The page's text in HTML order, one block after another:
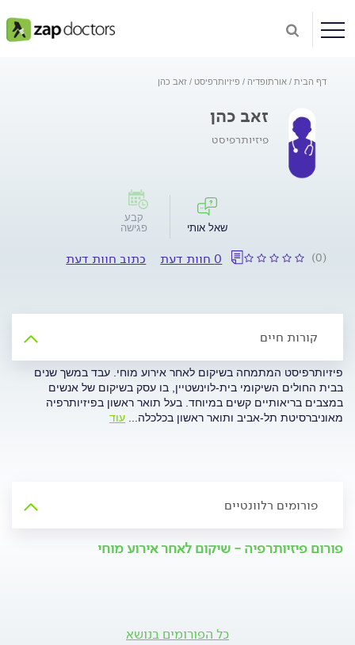
דף הבית אורתופדיה פיזיותרפיסט זאב כהן
זאב כהן
פיזיותרפיסט
שאל אותי
קבע
פגישה
(0) 0 חוות דעת כתוב חוות דעת
קורות חיים
פיזיותרפיסט המתמחה בשיקום לאחר אירוע מוחי. עבד במשך שנים
בבית החולים השיקומי בית-לוינשטיין, בו עסק בשיקום של אנשים
במצבים בריאותיים קשים במיוחד. בעל תואר ראשון בפיזיותרפיה
מאוניברסיטת תל-אביב ותואר ראשון בכלכלה... עוד
פורומים רלוונטיים
פורום פיזיותרפיה - שיקום לאחר אירוע מוחי
כל הפורומים בנושא